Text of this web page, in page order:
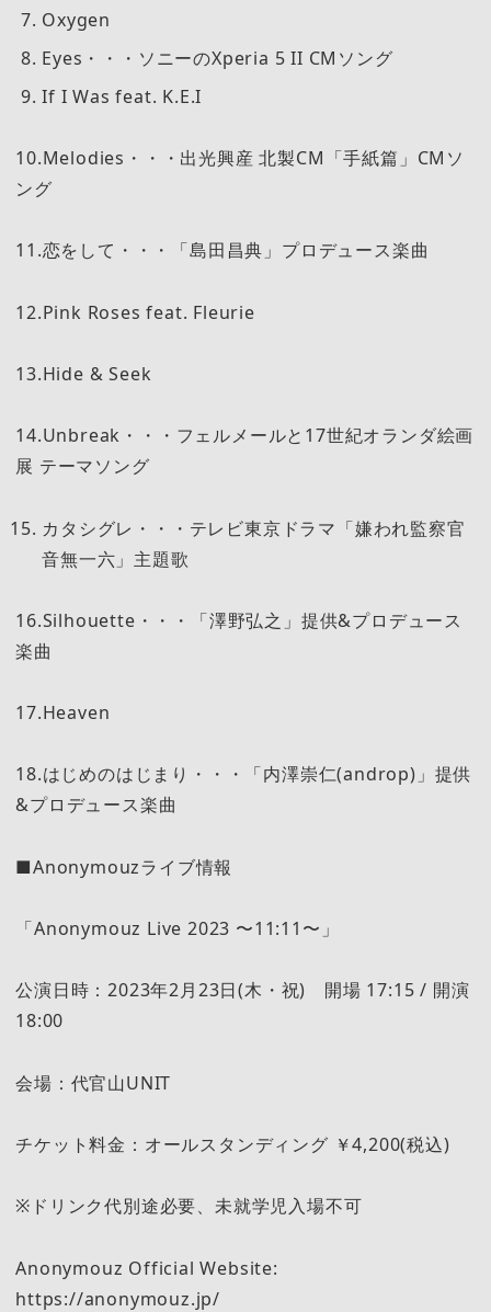
Oxygen
Eyes・・・ソニーのXperia 5 II CMソング
If I Was feat. K.E.I
10.Melodies・・・出光興産 北製CM「手紙篇」CMソ
ング
11.恋をして・・・「島田昌典」プロデュース楽曲
12.Pink Roses feat. Fleurie
13.Hide & Seek
14.Unbreak・・・フェルメールと17世紀オランダ絵画
展 テーマソング
カタシグレ・・・テレビ東京ドラマ「嫌われ監察官
音無一六」主題歌
16.Silhouette・・・「澤野弘之」提供&プロデュース
楽曲
17.Heaven
18.はじめのはじまり・・・「内澤崇仁(androp)」提供
&プロデュース楽曲
■Anonymouzライブ情報
「Anonymouz Live 2023 〜11:11〜」
公演日時：2023年2月23日(木・祝) 開場 17:15 / 開演
18:00
会場：代官山UNIT
チケット料金：オールスタンディング ￥4,200(税込)
※ドリンク代別途必要、未就学児入場不可
Anonymouz Official Website:
https://anonymouz.jp/